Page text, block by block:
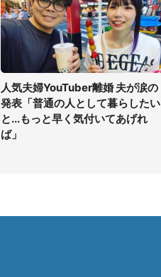
人気夫婦YouTuber離婚 夫が涙の
発表「普通の人として暮らしたい
と...もっと早く気付いてあげれ
ば」